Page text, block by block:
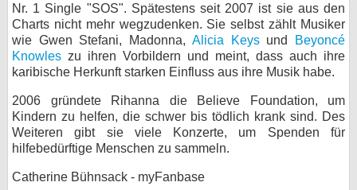
Nr. 1 Single "SOS". Spätestens seit 2007 ist sie aus den
Charts nicht mehr wegzudenken. Sie selbst zählt Musiker
wie Gwen Stefani, Madonna, Alicia Keysund
Beyoncé
Knowles zu ihren Vorbildern und meint, dass auch ihre
karibische Herkunft starken Einfluss aus ihre Musik habe.
2006 gründete Rihanna die Believe Foundation, um
Kindern zu helfen, die schwer bis tödlich krank sind. Des
Weiteren gibt sie viele Konzerte, um Spenden für
hilfebedürftige Menschen zu sammeln.
Catherine Bühnsack - myFanbase